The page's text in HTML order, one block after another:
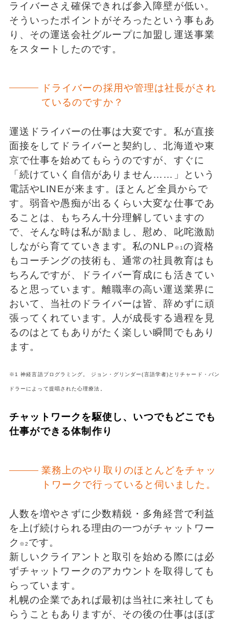
ライバーさえ確保できれば参入障壁が低い。
そういったポイントがそろったという事もあ
り、その運送会社グループに加盟し運送事業
をスタートしたのです。
ドライバーの採用や管理は社長がされ
ているのですか？
運送ドライバーの仕事は大変です。私が直接
面接をしてドライバーと契約し、北海道や東
京で仕事を始めてもらうのですが、すぐに
「続けていく自信がありません……」という
電話やLINEが来ます。ほとんど全員からで
す。弱音や愚痴が出るくらい大変な仕事であ
ることは、もちろん十分理解していますの
で、そんな時は私が励まし、慰め、叱咤激励
しながら育てていきます。私のNLP ※1 の資格
もコーチングの技術も、通常の社員教育はも
ちろんですが、ドライバー育成にも活きてい
ると思っています。離職率の高い運送業界に
おいて、当社のドライバーは皆、辞めずに頑
張ってくれています。人が成長する過程を見
るのはとてもありがたく楽しい瞬間でもあり
ます。
※1 神経言語プログラミング。 ジョン・グリンダー(言語学者)とリチャード・バン
ドラーによって提唱された心理療法。
チャットワークを駆使し、いつでもどこでも
仕事ができる体制作り
業務上のやり取りのほとんどをチャッ
トワークで行っていると伺いました。
人数を増やさずに少数精鋭・多角経営で利益
を上げ続けられる理由の一つがチャットワー
ク ※2 です。
新しいクライアントと取引を始める際には必
ずチャットワークのアカウントを取得しても
らっています。
札幌の企業であれば最初は当社に来社しても
らうこともありますが、その後の仕事はほぼ